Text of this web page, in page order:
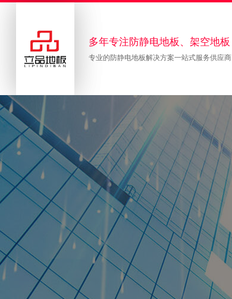
多年专注防静电地板、架空地板
专业的防静电地板解决方案一站式服务供应商